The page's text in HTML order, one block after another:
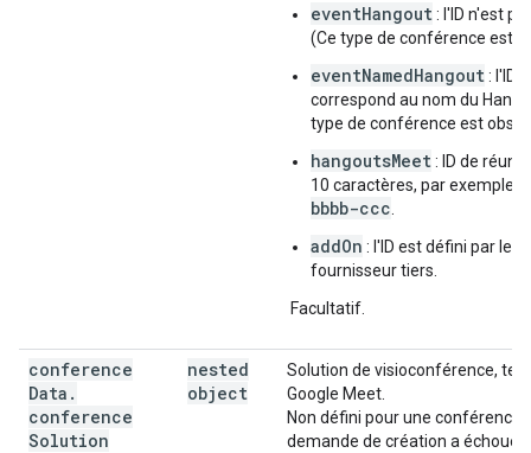
eventHangout: l'ID n'est
(Ce type de conférence est
eventNamedHangout: l'ID
correspond au nom du
type de conférence est
hangoutsMeet: ID de
10 caractères, par exemple
bbbb-ccc
addOn : l'ID est défini par le
fournisseur tiers.
Facultatif.
conference
Data .
conference
Solution
nested
object
Solution de visioconférence,
Google Meet.
Non défini pour une conférence
demande de création a échoué.